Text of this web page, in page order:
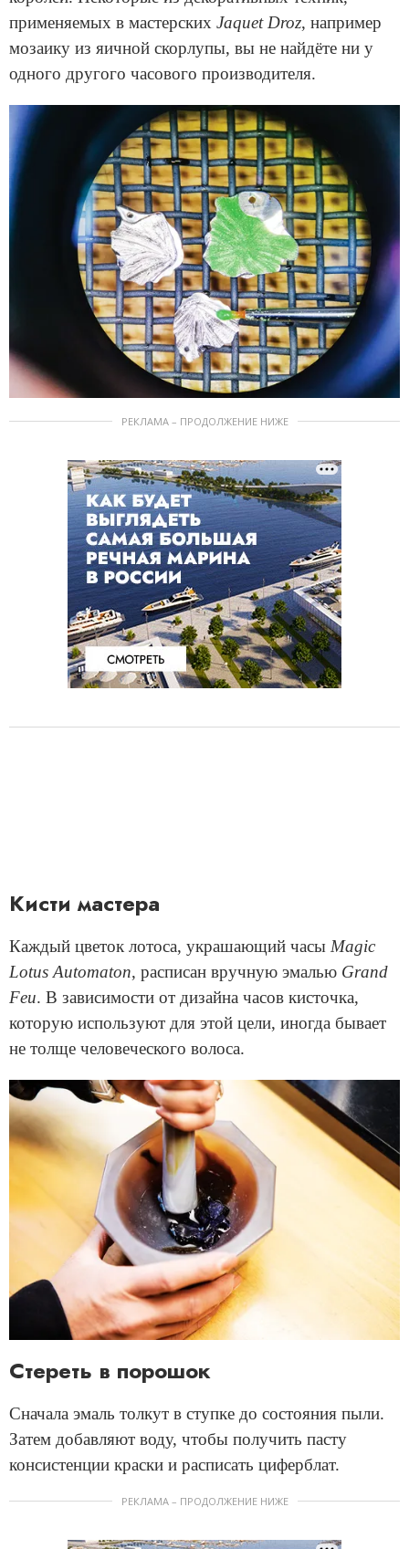
применяемых в мастерских Jaquet Droz, например
мозаику из яичной скорлупы, вы не найдёте ни у
одного другого часового производителя.
РЕКЛАМА – ПРОДОЛЖЕНИЕ НИЖЕ
Кисти мастера
Каждый цветок лотоса, украшающий часы Magic
Lotus Automaton, расписан вручную эмалью Grand
Feu. В зависимости от дизайна часов кисточка,
которую используют для этой цели, иногда бывает
не толще человеческого волоса.
Стереть в порошок
Сначала эмаль толкут в ступке до состояния пыли.
Затем добавляют воду, чтобы получить пасту
консистенции краски и расписать циферблат.
РЕКЛАМА – ПРОДОЛЖЕНИЕ НИЖЕ